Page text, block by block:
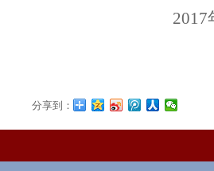
2017
分享到：